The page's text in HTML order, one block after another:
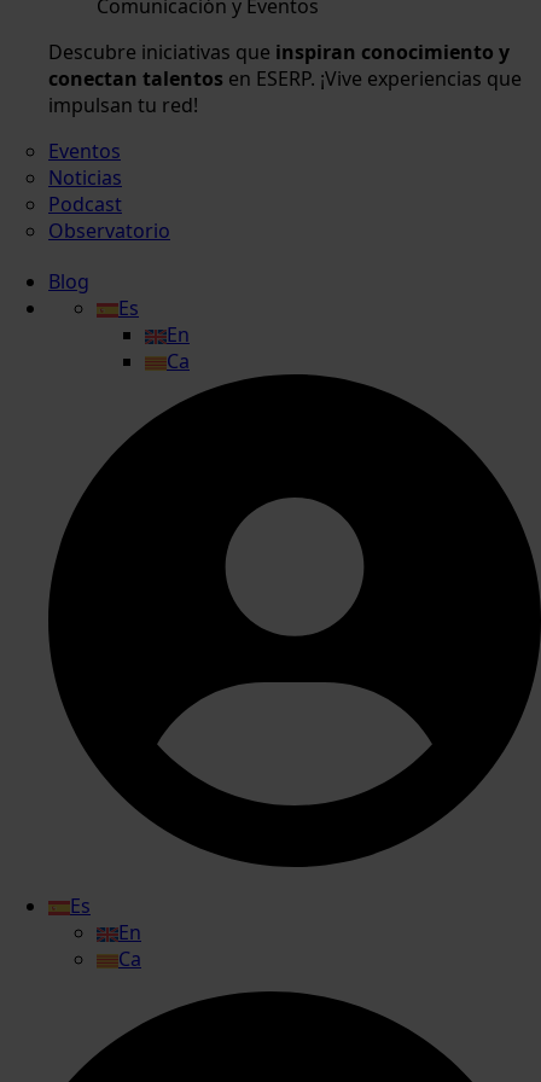
Comunicación y Eventos
Descubre iniciativas que inspiran conocimiento y
conectan talentos en ESERP. ¡Vive experiencias que
impulsan tu red!
Eventos
Noticias
Podcast
Observatorio
Blog
Es
En
Ca
Es
En
Ca